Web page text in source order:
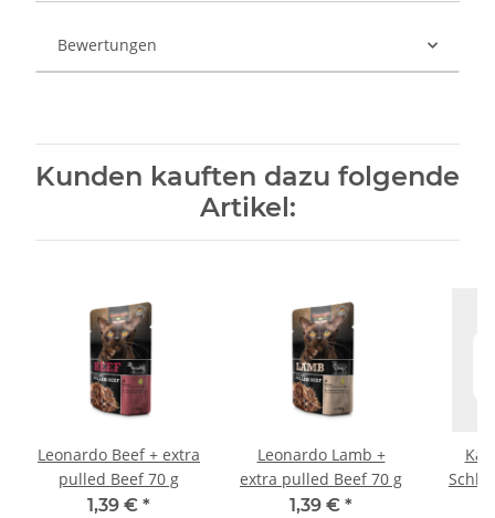
Bewertungen
Kunden kauften dazu folgende
Artikel:
Leonardo Beef + extra
pulled Beef 70 g
1,39 € *
Leonardo Lamb +
extra pulled Beef 70 g
1,39 € *